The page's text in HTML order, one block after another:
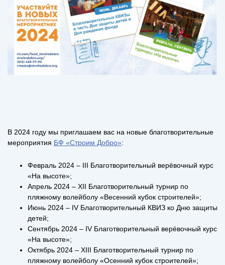
В 2024 году мы приглашаем вас на новые благотворительные
мероприятия БФ «Строим Добро»:
Февраль 2024 – III Благотворительный верёвочный курс
«На высоте»;
Апрель 2024 – XII Благотворительный турнир по
пляжному волейболу «Весенний кубок строителей»;
Июнь 2024 – IV Благотворительный КВИЗ ко Дню защиты
детей;
Сентябрь 2024 – IV Благотворительный верёвочный курс
«На высоте»;
Октябрь 2024 – XIII Благотворительный турнир по
пляжному волейболу «Осенний кубок строителей»;